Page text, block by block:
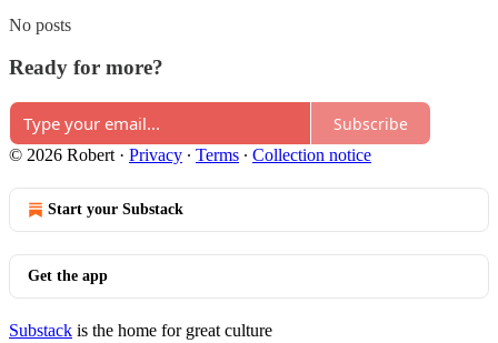
No posts
Ready for more?
Subscribe
© 2026 Robert · Privacy ∙ Terms ∙ Collection notice
Start your Substack
Get the app
Substack is the home for great culture